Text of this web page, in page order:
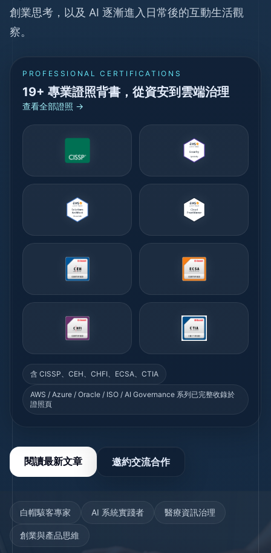
創業思考，以及 AI 逐漸進入日常後的互動生活觀
察。
PROFESSIONAL CERTIFICATIONS
19+ 專業證照背書，從資安到雲端治理
查看全部證照 →
含 CISSP、CEH、CHFI、ECSA、CTIA
AWS / Azure / Oracle / ISO / AI Governance 系列已完整收錄於
證照頁
閱讀最新文章 邀約交流合作
白帽駭客專家 AI 系統實踐者 醫療資訊治理
創業與產品思維